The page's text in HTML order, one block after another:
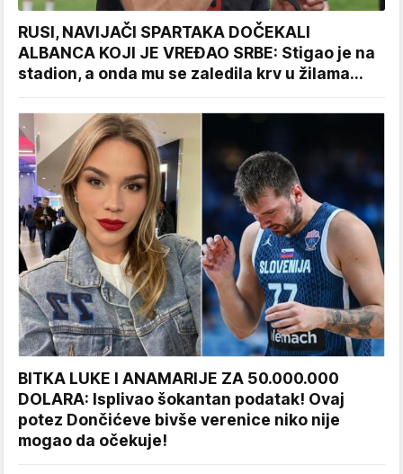
RUSI, NAVIJAČI SPARTAKA DOČEKALI
ALBANCA KOJI JE VREĐAO SRBE: Stigao je na
stadion, a onda mu se zaledila krv u žilama...
BITKA LUKE I ANAMARIJE ZA 50.000.000
DOLARA: Isplivao šokantan podatak! Ovaj
potez Dončićeve bivše verenice niko nije
mogao da očekuje!